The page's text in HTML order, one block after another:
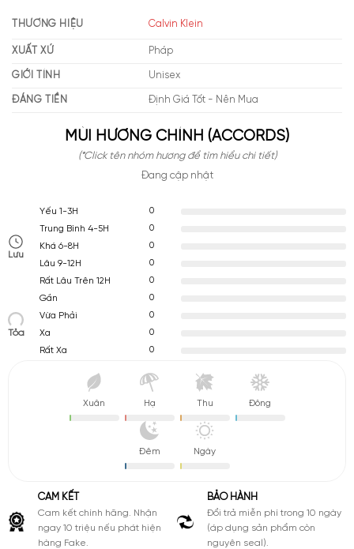
THƯƠNG HIỆU Calvin Klein
XUẤT XỨ Pháp
GIỚI TÍNH Unisex
ĐÁNG TIỀN Định Giá Tốt - Nên Mua
MÙI HƯƠNG CHÍNH (ACCORDS)
(*Click tên nhóm hương để tìm hiểu chi tiết)
Đang cập nhật
Lưu
Yếu 1-3H
0
Trung Bình 4-5H
0
Khá 6-8H
0
Lâu 9-12H
0
Rất Lâu Trên 12H
0
Tỏa
Gần
0
Vừa Phải
0
Xa
0
Rất Xa
0
Xuân Hạ Thu Đông
Đêm Ngày
CAM KẾT
Cam kết chính hãng. Nhận
ngay 10 triệu nếu phát hiện
hàng Fake.
BẢO HÀNH
Đổi trả miễn phí trong 10 ngày
(áp dụng sản phẩm còn
nguyên seal).